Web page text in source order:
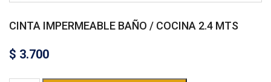
CINTA IMPERMEABLE BAÑO / COCINA 2.4 MTS
$ 3.700